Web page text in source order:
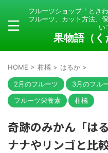
フルーツショップ「とき
フルーツ、カット方法、
い
果物語（く
HOME > 柑橘 > はるか >
2月のフルーツ 3月のフル
フルーツ栄養素
柑橘
奇跡のみかん「は
ナナやリンゴと比